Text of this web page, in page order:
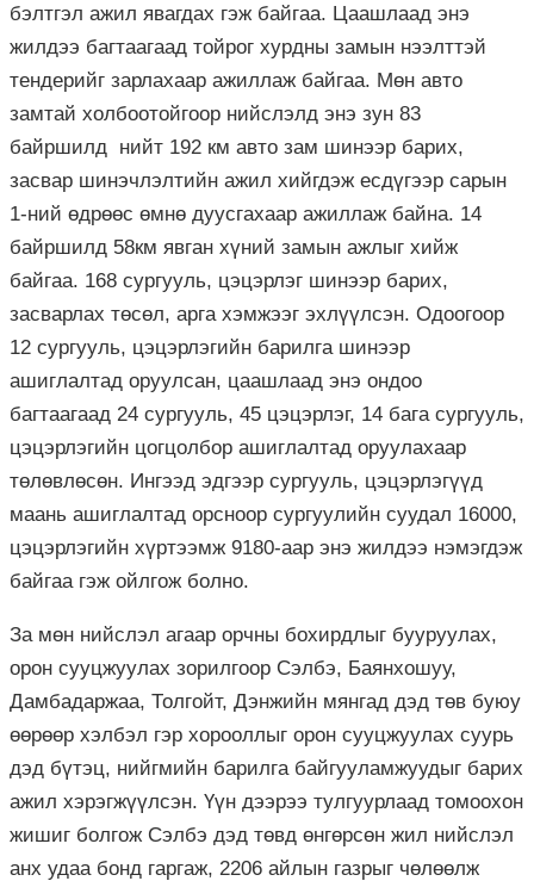
бэлтгэл ажил явагдах гэж байгаа. Цаашлаад энэ
жилдээ багтаагаад тойрог хурдны замын нээлттэй
тендерийг зарлахаар ажиллаж байгаа. Мөн авто
замтай холбоотойгоор нийслэлд энэ зун 83
байршилд нийт 192 км авто зам шинээр барих,
засвар шинэчлэлтийн ажил хийгдэж есдүгээр сарын
1-ний өдрөөс өмнө дуусгахаар ажиллаж байна. 14
байршилд 58км явган хүний замын ажлыг хийж
байгаа. 168 сургууль, цэцэрлэг шинээр барих,
засварлах төсөл, арга хэмжээг эхлүүлсэн. Одоогоор
12 сургууль, цэцэрлэгийн барилга шинээр
ашиглалтад оруулсан, цаашлаад энэ ондоо
багтаагаад 24 сургууль, 45 цэцэрлэг, 14 бага сургууль,
цэцэрлэгийн цогцолбор ашиглалтад оруулахаар
төлөвлөсөн. Ингээд эдгээр сургууль, цэцэрлэгүүд
маань ашиглалтад орсноор сургуулийн суудал 16000,
цэцэрлэгийн хүртээмж 9180-аар энэ жилдээ нэмэгдэж
байгаа гэж ойлгож болно.
За мөн нийслэл агаар орчны бохирдлыг бууруулах,
орон сууцжуулах зорилгоор Сэлбэ, Баянхошуу,
Дамбадаржаа, Толгойт, Дэнжийн мянгад дэд төв буюу
өөрөөр хэлбэл гэр хорооллыг орон сууцжуулах суурь
дэд бүтэц, нийгмийн барилга байгууламжуудыг барих
ажил хэрэгжүүлсэн. Үүн дээрээ тулгуурлаад томоохон
жишиг болгож Сэлбэ дэд төвд өнгөрсөн жил нийслэл
анх удаа бонд гаргаж, 2206 айлын газрыг чөлөөлж